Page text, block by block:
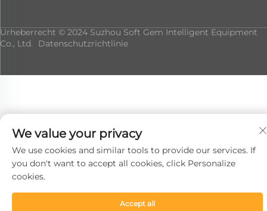
Urheberrecht © 2024 Suzhou Soft Gem Intelligent Equipment
Co., Ltd.
Datenschutzrichtlinie
We value your privacy
We use cookies and similar tools to provide our services. If
you don't want to accept all cookies, click Personalize
cookies.
Accept all